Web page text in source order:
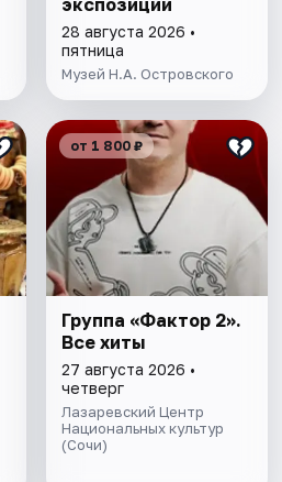
28 августа 2026 •
пятница
Музей Н.А. Островского
от 1 800 ₽
Группа «Фактор 2».
Все хиты
27 августа 2026 •
четверг
Лазаревский Центр
Национальных культур
(Сочи)